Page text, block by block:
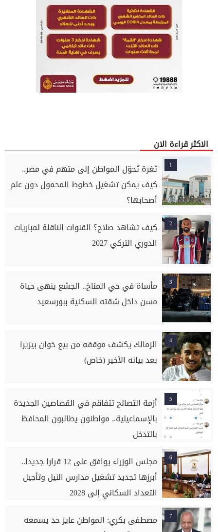
الاكثر قراءة الان
1
ثغرة تُحوّل المواطن إلى متهم في مصر..
كيف يمكن تشغيل خطوط المحمول دون علم
أصحابها؟
2
كيف تشاهد صلاح؟ القنوات الناقلة لمباريات
الدوري التركي 2027
3
مأساة في حي المناخ.. الجشع ينهى حياة
مسن داخل شقته السكنية ببورسعيد
4
الزمالك يكشف موقفه من بيع خوان بيزيرا
بعد بيانه الأخير (خاص)
5
أزمة التصالح تتفاقم في القصاصين الجديدة
بالإسماعيلية.. مواطنون يطالبون المحافظ
بالتدخل
6
مجلس الوزراء يوافق على 12 قرارا جديدا..
أبرزها تجديد تشغيل مدارس النيل وتأجيل
التعداد السكاني إلى 2028
7
مصطفى بكري: المواطن عايز حد يسمعه